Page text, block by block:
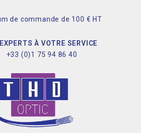
de commande de 100 € HT
À VOTRE SERVICE
+33 (0)1 75 94 86 40